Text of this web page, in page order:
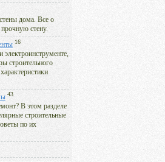
дома. Все о
прочную стену.
16
электроинструменте,
строительного
43
В этом разделе
строительные
по их